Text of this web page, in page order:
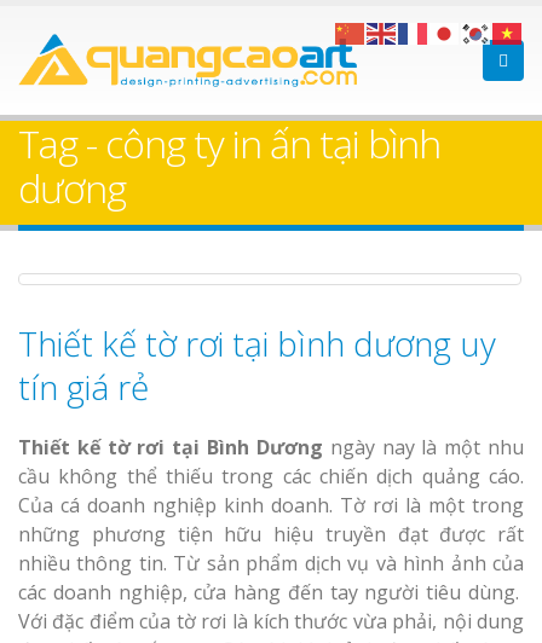
Tag - công ty in ấn tại bình
dương
Thiết kế tờ rơi tại bình dương uy
tín giá rẻ
Thiết kế tờ rơi tại Bình Dương ngày nay là một nhu
cầu không thể thiếu trong các chiến dịch quảng cáo.
Của cá doanh nghiệp kinh doanh. Tờ rơi là một trong
những phương tiện hữu hiệu truyền đạt được rất
nhiều thông tin. Từ sản phẩm dịch vụ và hình ảnh của
các doanh nghiệp, cửa hàng đến tay người tiêu dùng.
Với đặc điểm của tờ rơi là kích thước vừa phải, nội dung
Làm bảng hiệu gỗ tại
Làm bảng hiệu gỗ tại
Làm bảng hiệu gỗ
homestay chất lượng
Làm biển
Dương
Thi công
Dương
Làm biển
tóc Thuận An
Thi công